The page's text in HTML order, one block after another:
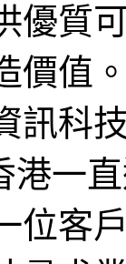
優質
價值
訊科
港一
位客